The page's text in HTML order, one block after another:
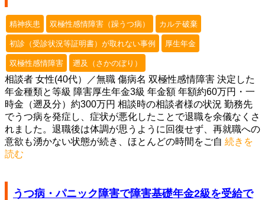
精神疾患 双極性感情障害（躁うつ病） カルテ破棄
初診（受診状況等証明書）が取れない事例 厚生年金
双極性感情障害 遡及（さかのぼり）
相談者 女性(40代）／無職 傷病名 双極性感情障害 決定した
年金種類と等級 障害厚生年金3級 年金額 年額約60万円・一
時金（遡及分）約300万円 相談時の相談者様の状況 勤務先
でうつ病を発症し、症状が悪化したことで退職を余儀なくさ
れました。退職後は体調が思うように回復せず、再就職への
意欲も湧かない状態が続き、ほとんどの時間をご自 続きを
読む
うつ病・パニック障害で障害基礎年金2級を受給で